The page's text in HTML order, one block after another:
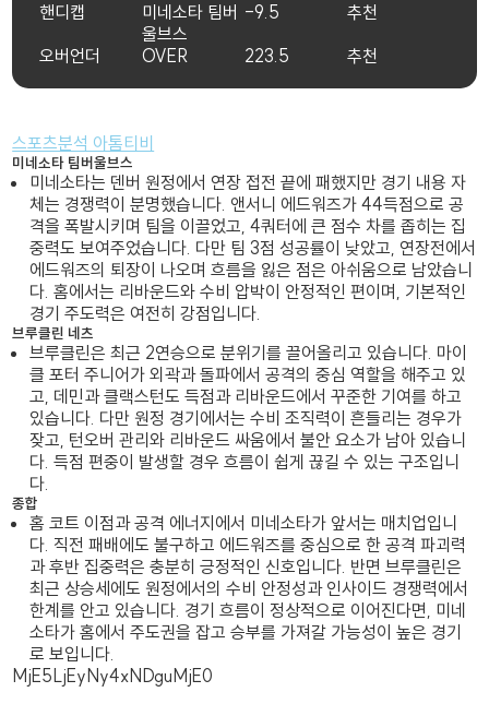
핸디캡
미네소타 팀버
울브스
-9.5
추천
오버언더
OVER 223.5 추천
스포츠분석 아톰티비
미네소타 팀버울브스
미네소타는 덴버 원정에서 연장 접전 끝에 패했지만 경기 내용 자
체는 경쟁력이 분명했습니다. 앤서니 에드워즈가 44득점으로 공
격을 폭발시키며 팀을 이끌었고, 4쿼터에 큰 점수 차를 좁히는 집
중력도 보여주었습니다. 다만 팀 3점 성공률이 낮았고, 연장전에서
에드워즈의 퇴장이 나오며 흐름을 잃은 점은 아쉬움으로 남았습니
다. 홈에서는 리바운드와 수비 압박이 안정적인 편이며, 기본적인
경기 주도력은 여전히 강점입니다.
브루클린 네츠
브루클린은 최근 2연승으로 분위기를 끌어올리고 있습니다. 마이
클 포터 주니어가 외곽과 돌파에서 공격의 중심 역할을 해주고 있
고, 데민과 클랙스턴도 득점과 리바운드에서 꾸준한 기여를 하고
있습니다. 다만 원정 경기에서는 수비 조직력이 흔들리는 경우가
잦고, 턴오버 관리와 리바운드 싸움에서 불안 요소가 남아 있습니
다. 득점 편중이 발생할 경우 흐름이 쉽게 끊길 수 있는 구조입니
다.
종합
홈 코트 이점과 공격 에너지에서 미네소타가 앞서는 매치업입니
다. 직전 패배에도 불구하고 에드워즈를 중심으로 한 공격 파괴력
과 후반 집중력은 충분히 긍정적인 신호입니다. 반면 브루클린은
최근 상승세에도 원정에서의 수비 안정성과 인사이드 경쟁력에서
한계를 안고 있습니다. 경기 흐름이 정상적으로 이어진다면, 미네
소타가 홈에서 주도권을 잡고 승부를 가져갈 가능성이 높은 경기
로 보입니다.
MjE5LjEyNy4xNDguMjE0